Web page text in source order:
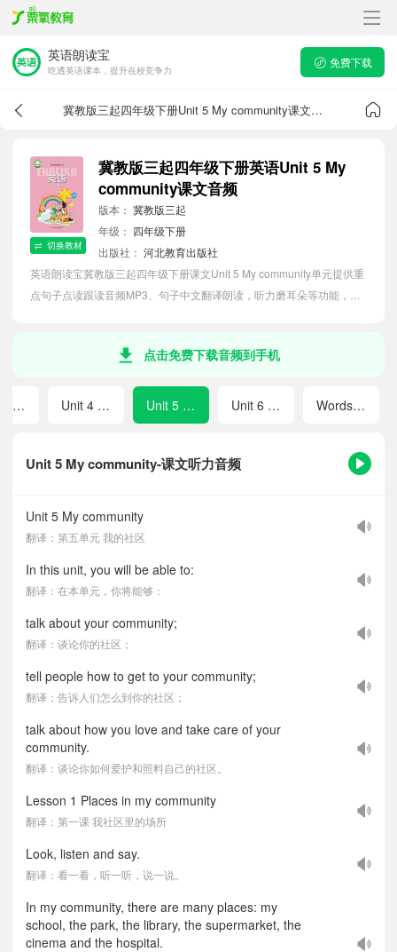
英语朗读宝
吃透英语课本，提升在校竞争力
免费下载
冀教版三起四年级下册Unit 5 My community课文音频
切换教材
冀教版三起四年级下册英语Unit 5 My
community课文音频
版本： 冀教版三起
年级： 四年级下册
出版社： 河北教育出版社
英语朗读宝冀教版三起四年级下册课文Unit 5 My community单元提供重
点句子点读跟读音频MP3、句子中文翻译朗读，听力磨耳朵等功能，内
点击免费下载音频到手机
Unit 5 My community-课文听力音频
Unit 5 My community
翻译：第五单元 我的社区
In this unit, you will be able to:
翻译：在本单元，你将能够：
talk about your community;
翻译：谈论你的社区；
tell people how to get to your community;
翻译：告诉人们怎么到你的社区；
talk about how you love and take care of your
community.
翻译：谈论你如何爱护和照料自己的社区。
Lesson 1 Places in my community
翻译：第一课 我社区里的场所
Look, listen and say.
翻译：看一看，听一听，说一说。
In my community, there are many places: my
school, the park, the library, the supermarket, the
cinema and the hospital.
Unit 3 Seasons Unit 4 Festivals and holidays Unit 5 My community Unit 6 Safety first Words in each unit